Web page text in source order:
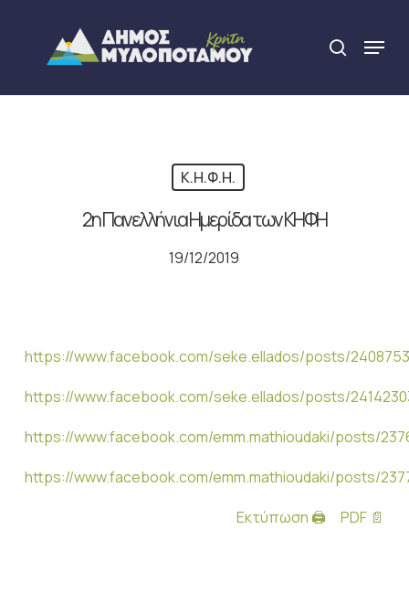
content
search
Menu
Κ.Η.Φ.Η.
2η Πανελλήνια Ημερίδα των ΚΗΦΗ
19/12/2019
https://www.facebook.com/seke.ellados/posts/
https://www.facebook.com/seke.ellados/posts/
https://www.facebook.com/emm.mathioudaki/posts/
https://www.facebook.com/emm.mathioudaki/posts/
Εκτύπωση 🖨
PDF 📄
Close